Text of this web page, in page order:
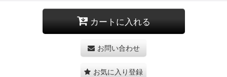
カートに入れる
お問い合わせ
お気に入り登録